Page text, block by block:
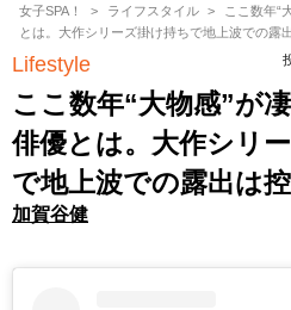
女子SPA！ ライフスタイル
ここ数年“
とは。大作シリーズ掛け持ちで地上波での露
Lifestyle
ここ数年“大物感”が
俳優とは。大作シリ
で地上波での露出は
加賀谷健